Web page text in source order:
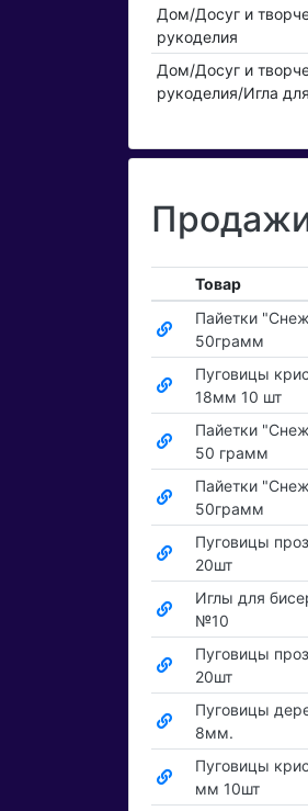
Дом/Досуг и
рукоделия
Дом/Досуг и
рукоделия/Игла
Товар
Пайетки
50грамм
Пуговицы
18мм 10 шт
Пайетки
50 грамм
Пайетки
50грамм
Пуговицы
20шт
Иглы для
№10
Пуговицы
20шт
Пуговицы
8мм.
Пуговицы
мм 10шт